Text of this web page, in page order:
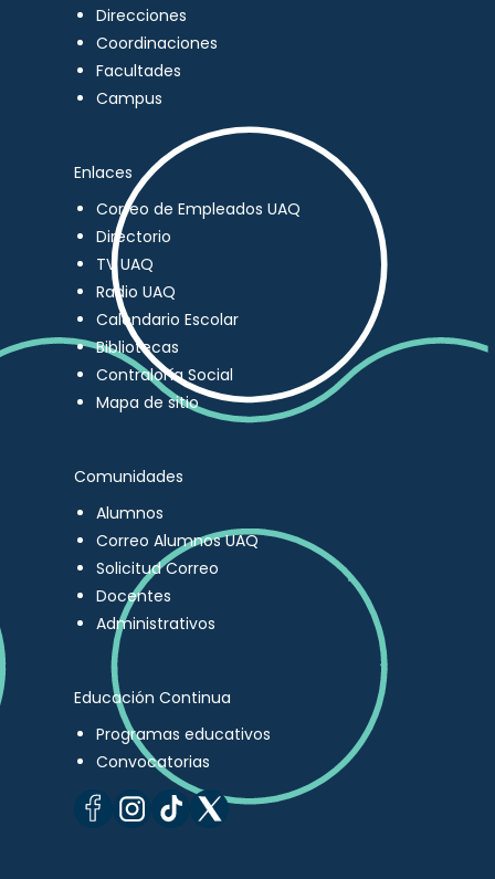
Direcciones
Coordinaciones
Facultades
Campus
Enlaces
Correo de Empleados UAQ
Directorio
TV UAQ
Radio UAQ
Calendario Escolar
Bibliotecas
Contraloría Social
Mapa de sitio
Comunidades
Alumnos
Correo Alumnos UAQ
Solicitud Correo
Docentes
Administrativos
Educación Continua
Programas educativos
Convocatorias